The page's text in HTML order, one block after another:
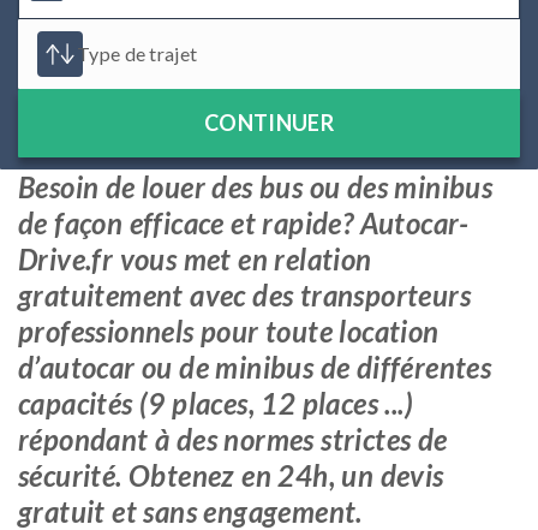
CONTINUER
Besoin de louer des bus ou des minibus
de façon efficace et rapide? Autocar-
Drive.fr vous met en relation
gratuitement avec des transporteurs
professionnels pour toute location
d’autocar ou de minibus de différentes
capacités (9 places, 12 places ...)
répondant à des normes strictes de
sécurité. Obtenez en 24h, un devis
gratuit et sans engagement.